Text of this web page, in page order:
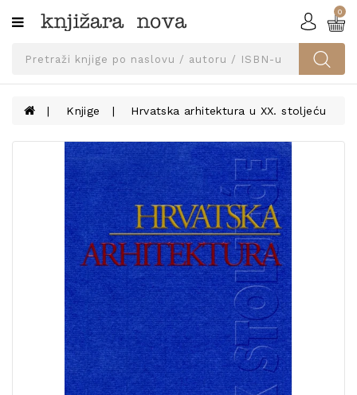
Kategorije
SVEUČILIŠNA
UDŽBENICI
KNJIGE
PRIBOR
UDŽBENIKE!
KONTAKT
POSEBNA
PONUDA
0
Knjige Hrvatska arhitektura u XX. stoljeću